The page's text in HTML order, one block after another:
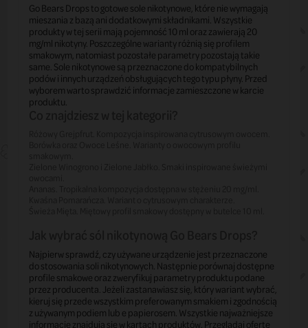
Go Bears Drops to gotowe sole nikotynowe, które nie wymagają
mieszania z bazą ani dodatkowymi składnikami. Wszystkie
produkty w tej serii mają pojemność 10 ml oraz zawierają 20
mg/ml nikotyny. Poszczególne warianty różnią się profilem
smakowym, natomiast pozostałe parametry pozostają takie
same. Sole nikotynowe są przeznaczone do kompatybilnych
podów i innych urządzeń obsługujących tego typu płyny. Przed
wyborem warto sprawdzić informacje zamieszczone w karcie
produktu.
Najpierw sprawdź, czy używane urządzenie jest przeznaczone
do stosowania soli nikotynowych. Następnie porównaj dostępne
profile smakowe oraz zweryfikuj parametry produktu podane
przez producenta. Jeżeli zastanawiasz się, który wariant wybrać,
kieruj się przede wszystkim preferowanym smakiem i zgodnością
z używanym podiem lub e papierosem. Wszystkie najważniejsze
informacje znajdują się w kartach produktów. Przeglądaj ofertę